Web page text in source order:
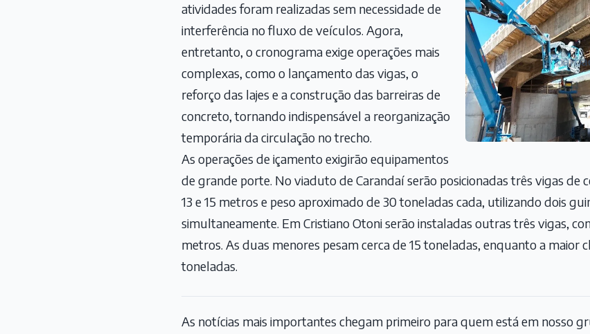
atividades foram realizadas sem necessidade de
interferência no fluxo de veículos. Agora,
entretanto, o cronograma exige operações mais
complexas, como o lançamento das vigas, o
reforço das lajes e a construção das barreiras de
concreto, tornando indispensável a reorganização
temporária da circulação no trecho.
As operações de içamento exigirão equipamentos
de grande porte. No viaduto de Carandaí serão posicionadas três vigas de
13 e 15 metros e peso aproximado de 30 toneladas cada, utilizando dois
simultaneamente. Em Cristiano Otoni serão instaladas outras três vigas,
metros. As duas menores pesam cerca de 15 toneladas, enquanto a maior
toneladas.
As notícias mais importantes chegam primeiro para quem está em nosso